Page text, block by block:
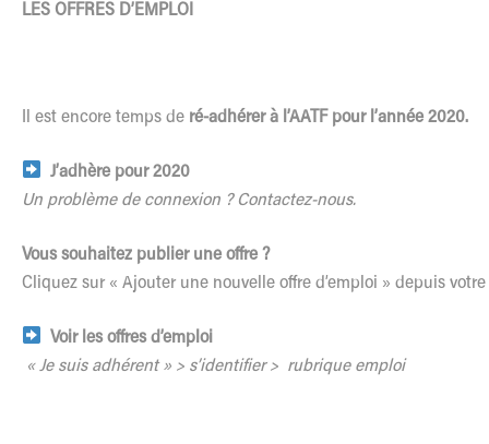
LES OFFRES D’EMPLOI
Il est encore temps de ré-adhérer à l’AATF pour l’année 2020.
J’adhère pour 2020
Un problème de connexion ? Contactez-nous.
Vous souhaitez publier une offre ?
Cliquez sur « Ajouter une nouvelle offre d’emploi » depuis
Voir les offres d’emploi
« Je suis adhérent » > s’identifier > rubrique emploi